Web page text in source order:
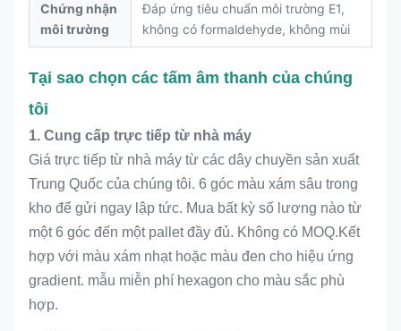
Chứng nhận
môi trường
Đáp ứng tiêu chuẩn môi trường E1,
không có formaldehyde, không mùi
Tại sao chọn các tấm âm thanh của chúng
tôi
1. Cung cấp trực tiếp từ nhà máy
Giá trực tiếp từ nhà máy từ các dây chuyền sản xuất
Trung Quốc của chúng tôi. 6 góc màu xám sâu trong
kho để gửi ngay lập tức. Mua bất kỳ số lượng nào từ
một 6 góc đến một pallet đầy đủ. Không có MOQ.Kết
hợp với màu xám nhạt hoặc màu đen cho hiệu ứng
gradient. mẫu miễn phí hexagon cho màu sắc phù
hợp.